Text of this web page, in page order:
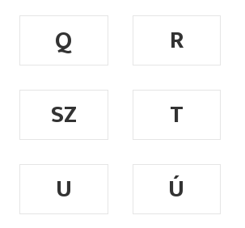
Q
R
SZ
T
U
Ú